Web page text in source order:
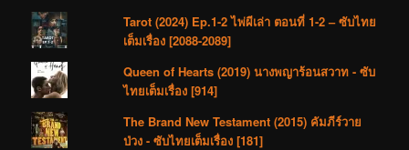
Tarot (2024) Ep.1-2 ไพ่ผีเล่า ตอนที่ 1-2 – ซับไทย
เต็มเรื่อง [2088-2089]
Queen of Hearts (2019) นางพญาร้อนสวาท - ซับ
ไทยเต็มเรื่อง [914]
The Brand New Testament (2015) คัมภีร์วาย
ป่วง - ซับไทยเต็มเรื่อง [181]